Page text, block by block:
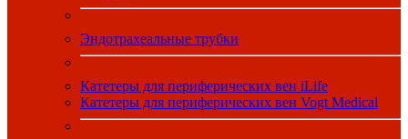
Эндотрахеальные трубки
Катетеры для периферических вен iLife
Катетеры для периферических вен Vogt Medical